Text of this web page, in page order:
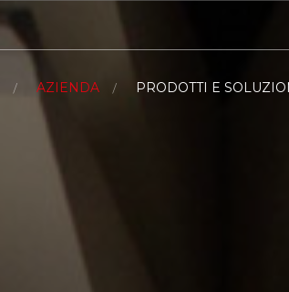
AZIENDA PRODOTTI E